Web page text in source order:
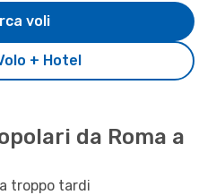
+ Hotel
voli
da Roma a
troppo tardi